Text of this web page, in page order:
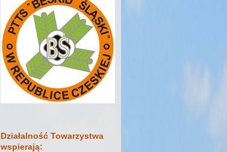
Działalność Towarzystwa
wspierają: